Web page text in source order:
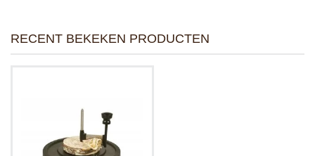
RECENT BEKEKEN PRODUCTEN